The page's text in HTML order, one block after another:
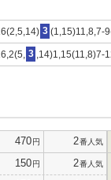
3 (1,15)11,8,7-
3 ,14)1,15(11,8)7-
470円 2番人気
150円 2番人気